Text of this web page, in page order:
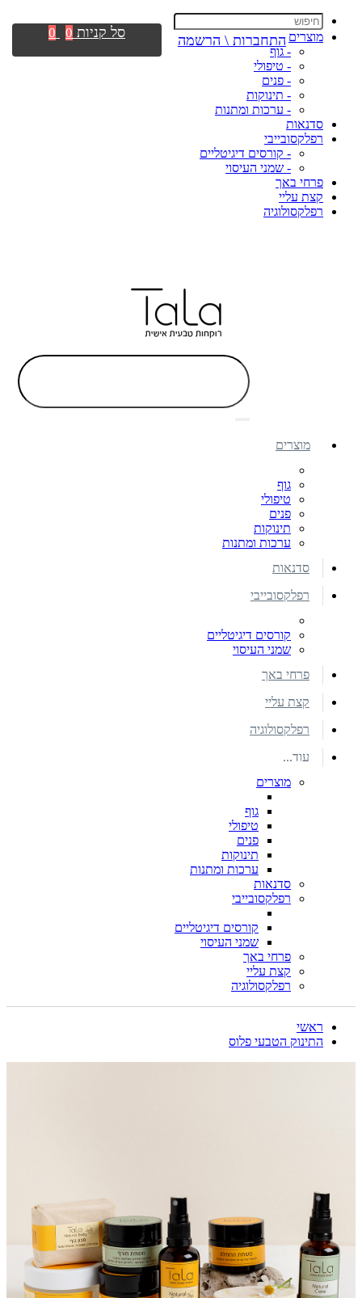
מוצרים
- גוף
- טיפולי
- פנים
- תינוקות
- ערכות ומתנות
סדנאות
רפלקסובייבי
- קורסים דיגיטליים
- שמני העיסוי
פרחי באך
קצת עליי
רפלקסולוגיה
התחברות \ הרשמה סל קניות 0
0
מוצרים
גוף
טיפולי
פנים
תינוקות
ערכות ומתנות
סדנאות
רפלקסובייבי
קורסים דיגיטליים
שמני העיסוי
פרחי באך
קצת עליי
רפלקסולוגיה
עוד...
מוצרים
גוף
טיפולי
פנים
תינוקות
ערכות ומתנות
סדנאות
רפלקסובייבי
קורסים דיגיטליים
שמני העיסוי
פרחי באך
קצת עליי
רפלקסולוגיה
ראשי
התינוק הטבעי פלוס